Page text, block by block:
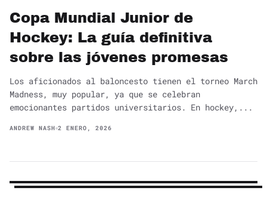
Copa Mundial Junior de
Hockey: La guía definitiva
sobre las jóvenes promesas
Los aficionados al baloncesto tienen el torneo March
Madness, muy popular, ya que se celebran
emocionantes partidos universitarios. En hockey,...
ANDREW NASH 2 ENERO, 2026